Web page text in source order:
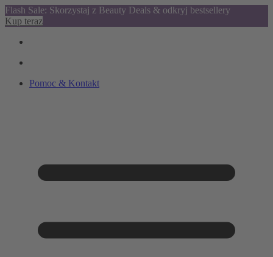
Flash Sale: Skorzystaj z Beauty Deals & odkryj bestsellery
Kup teraz
Pomoc & Kontakt